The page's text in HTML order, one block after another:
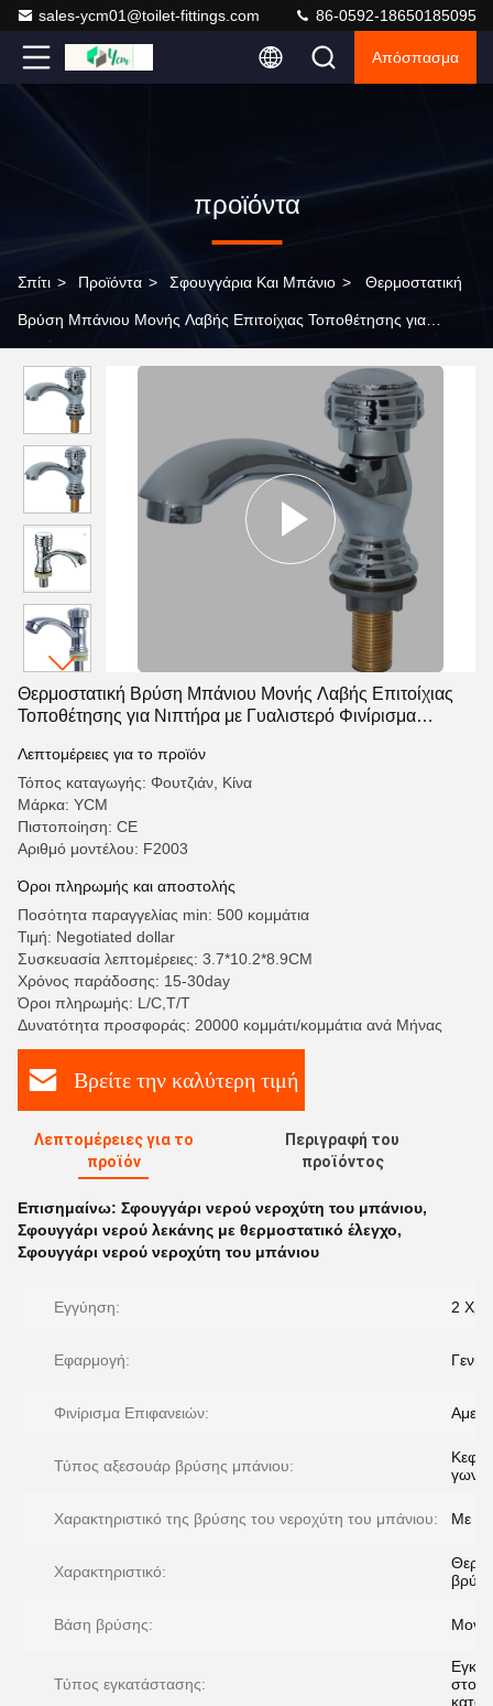
sales-ycm01@toilet-fittings.com 86-0592-18650185095
Απόσπασμα
προϊόντα
Σπίτι > Προϊόντα > Σφουγγάρια Και Μπάνιο > Θερμοστατική
Βρύση Μπάνιου Μονής Λαβής Επιτοίχιας Τοποθέτησης για
Θερμοστατική Βρύση Μπάνιου Μονής Λαβής Επιτοίχιας
Τοποθέτησης για Νιπτήρα με Γυαλιστερό Φινίρισμα
Λεπτομέρειες για το προϊόν
Τόπος καταγωγής: Φουτζιάν, Κίνα
Μάρκα: YCM
Πιστοποίηση: CE
Αριθμό μοντέλου: F2003
Όροι πληρωμής και αποστολής
Ποσότητα παραγγελίας min: 500 κομμάτια
Τιμή: Negotiated dollar
Συσκευασία λεπτομέρειες: 3.7*10.2*8.9CM
Χρόνος παράδοσης: 15-30day
Όροι πληρωμής: L/C,T/T
Δυνατότητα προσφοράς: 20000 κομμάτι/κομμάτια ανά Μήνας
Βρείτε την καλύτερη τιμή
Λεπτομέρειες για το
προϊόν
Περιγραφή του
προϊόντος
Επισημαίνω: Σφουγγάρι νερού νεροχύτη του μπάνιου,
Σφουγγάρι νερού λεκάνης με θερμοστατικό έλεγχο,
Σφουγγάρι νερού νεροχύτη του μπάνιου
Εγγύηση: 2
Εφαρμογή:
Φινίρισμα Επιφανειών:
Τύπος αξεσουάρ βρύσης μπάνιου:
Χαρακτηριστικό της βρύσης του νεροχύτη του μπάνιου: Με
Χαρακτηριστικό:
Βάση βρύσης: Μονή
Τύπος εγκατάστασης:
στο